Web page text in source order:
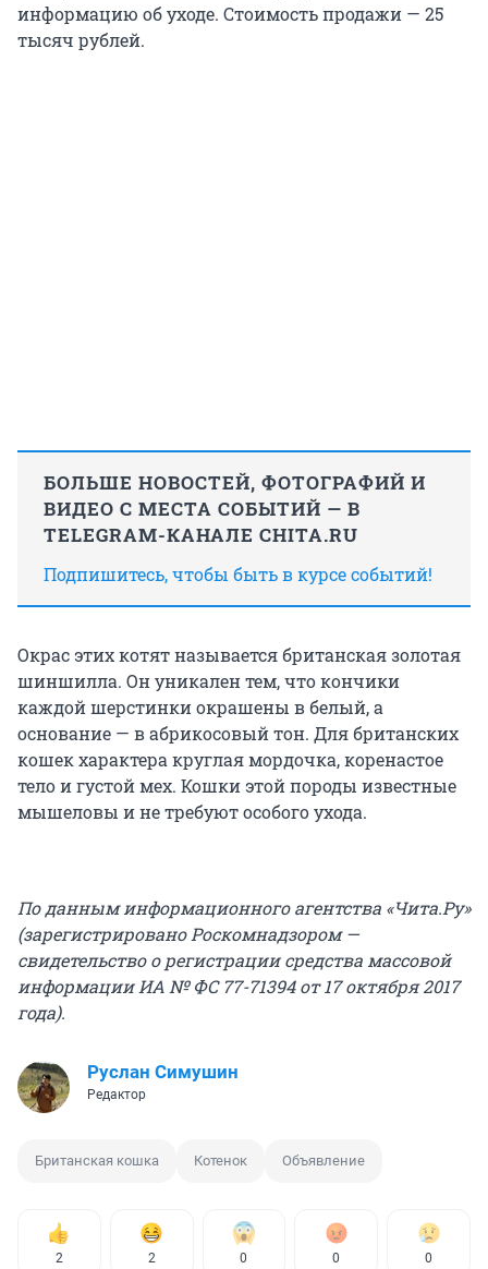
информацию об уходе. Стоимость продажи — 25
тысяч рублей.
БОЛЬШЕ НОВОСТЕЙ, ФОТОГРАФИЙ И
ВИДЕО С МЕСТА СОБЫТИЙ — В
TELEGRAM-КАНАЛЕ CHITA.RU
Подпишитесь, чтобы быть в курсе событий!
Окрас этих котят называется британская золотая
шиншилла. Он уникален тем, что кончики
каждой шерстинки окрашены в белый, а
основание — в абрикосовый тон. Для британских
кошек характера круглая мордочка, коренастое
тело и густой мех. Кошки этой породы известные
мышеловы и не требуют особого ухода.
По данным информационного агентства «Чита.Ру»
(зарегистрировано Роскомнадзором —
свидетельство о регистрации средства массовой
информации ИА № ФС 77-71394 от 17 октября 2017
года).
Руслан Симушин
Редактор
Британская кошка Котенок Объявление
2 2 0 0 0